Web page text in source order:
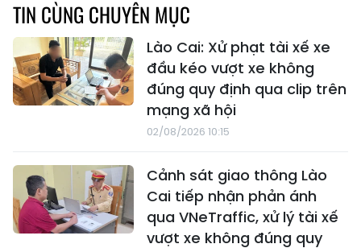
TIN CÙNG CHUYÊN MỤC
Lào Cai: Xử phạt tài xế xe
đầu kéo vượt xe không
đúng quy định qua clip trên
mạng xã hội
02/08/2026 10:15
Cảnh sát giao thông Lào
Cai tiếp nhận phản ánh
qua VNeTraffic, xử lý tài xế
vượt xe không đúng quy